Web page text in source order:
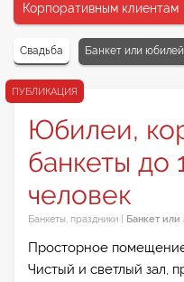
Корпоративным клиентам
Свадьба Банкет или юбилей
ПУБЛИКАЦИЯ
Юбилеи,
банкеты до
человек
Банкеты, праздники Банкет
Просторное
Чистый и светлый зал,